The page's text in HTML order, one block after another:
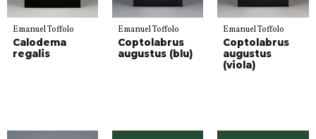
Emanuel Toffolo
Calodema
regalis
Emanuel Toffolo
Coptolabrus
augustus (blu)
Emanuel Toffolo
Coptolabrus
augustus
(viola)